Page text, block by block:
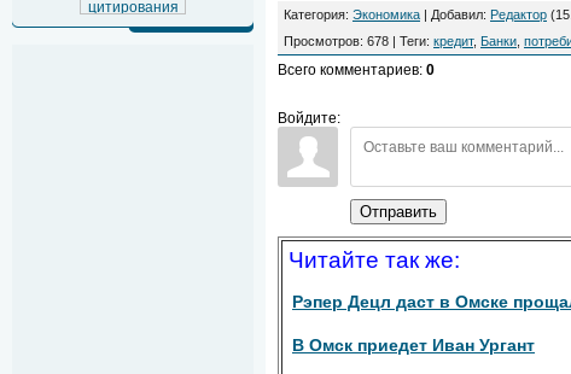
Категория: Экономика | Добавил: Редактор
Просмотров: 678 | Теги: кредит, Банки
Всего комментариев: 0
Войдите:
Отправить
Читайте так же:
Рэпер Децл даст в Омске
В Омск приедет Иван Ургант